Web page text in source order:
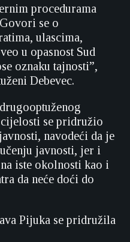
procedurama
se o
ulascima,
u opasnost Sud
oznaku tajnosti”,
Debevec.
cijelosti se pridružio
navodeći da je
javnosti, jer i
iste okolnosti kao i
da neće doći do
Pijuka se pridružila